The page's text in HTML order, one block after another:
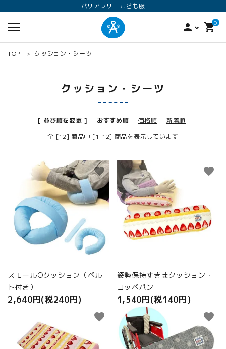
バリアフリーこども服
person 0
shopping_cart
ロンパース オプション加工 160
ANGEL KIDS WEARのこだわり
商品カテゴリから選ぶ
meeting_room ログイン 新規会員登録
TOP クッション・シーツ
クッション・シーツ
[ 並び順を変更 ] - おすすめ順 -価格順 - 新着順
全 [12] 商品中 [1-12] 商品を表示しています
スモールOクッション（ベル
ト付き）
2,640円(税240円)
favorite
姿勢保持すきまクッション・
コッペパン
1,540円(税140円)
favorite
favorite favorite